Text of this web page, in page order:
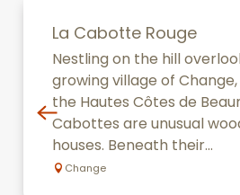
La Cabotte Rouge
Nestling on the hill
growing village of
the Hautes Côtes de
Cabottes are unusual
houses. Beneath their...
Change